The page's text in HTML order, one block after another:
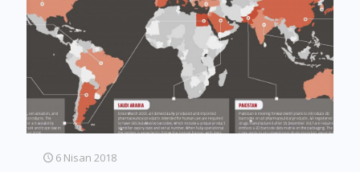
6 Nisan 2018